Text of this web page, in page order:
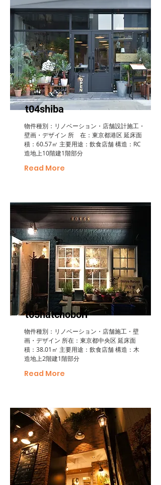
t04shiba
物件種別：リノベーション・店舗設計施工・
壁画・デザイン 所 在：東京都港区 延床面
積：60.57㎡ 主要用途：飲食店舗 構造：RC
造地上10階建1階部分
Read More
t05hatchobori
物件種別：リノベーション・店舗施工・壁
画・デザイン 所在：東京都中央区 延床面
積：38.01㎡ 主要用途：飲食店舗 構造：木
造地上2階建1階部分
Read More